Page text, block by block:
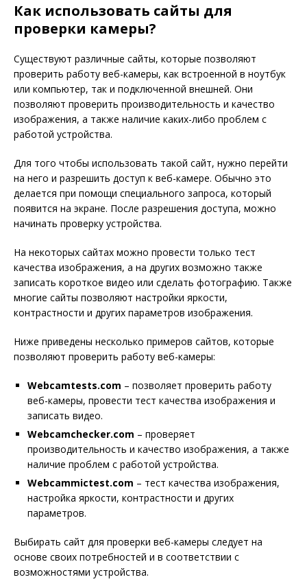
Как использовать сайты для
проверки камеры?
Существуют различные сайты, которые позволяют
проверить работу веб-камеры, как встроенной в ноутбук
или компьютер, так и подключенной внешней. Они
позволяют проверить производительность и качество
изображения, а также наличие каких-либо проблем с
работой устройства.
Для того чтобы использовать такой сайт, нужно перейти
на него и разрешить доступ к веб-камере. Обычно это
делается при помощи специального запроса, который
появится на экране. После разрешения доступа, можно
начинать проверку устройства.
На некоторых сайтах можно провести только тест
качества изображения, а на других возможно также
записать короткое видео или сделать фотографию. Также
многие сайты позволяют настройки яркости,
контрастности и других параметров изображения.
Ниже приведены несколько примеров сайтов, которые
позволяют проверить работу веб-камеры:
Webcamtests.com – позволяет проверить работу
веб-камеры, провести тест качества изображения и
записать видео.
Webcamchecker.com – проверяет
производительность и качество изображения, а также
наличие проблем с работой устройства.
Webcammictest.com – тест качества изображения,
настройка яркости, контрастности и других
параметров.
Выбирать сайт для проверки веб-камеры следует на
основе своих потребностей и в соответствии с
возможностями устройства.